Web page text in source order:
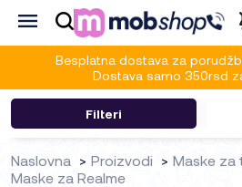
Besplatna dostava za
Dostava samo 350rsd
Filteri
Naslovna Proizvodi
Maske za
Maske za Realme